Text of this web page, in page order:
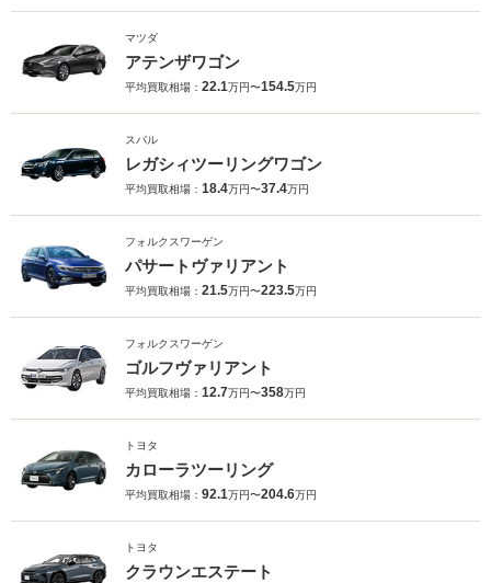
マツダ
アテンザワゴン
平均買取相場： 22.1万円〜154.5万円
スバル
レガシィツーリングワゴン
平均買取相場： 18.4万円〜37.4万円
フォルクスワーゲン
パサートヴァリアント
平均買取相場： 21.5万円〜223.5万円
フォルクスワーゲン
ゴルフヴァリアント
平均買取相場： 12.7万円〜358万円
トヨタ
カローラツーリング
平均買取相場： 92.1万円〜204.6万円
トヨタ
クラウンエステート